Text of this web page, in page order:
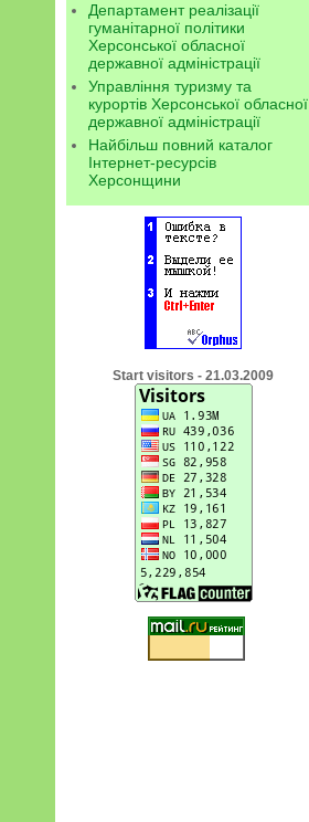
Департамент реалізації
гуманітарної політики
Херсонської обласної
державної адміністрації
Управління туризму та
курортів Херсонської обласної
державної адміністрації
Найбільш повний каталог
Інтернет-ресурсів
Херсонщини
Start visitors - 21.03.2009